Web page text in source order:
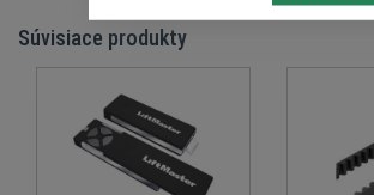
Súvisiace produkty